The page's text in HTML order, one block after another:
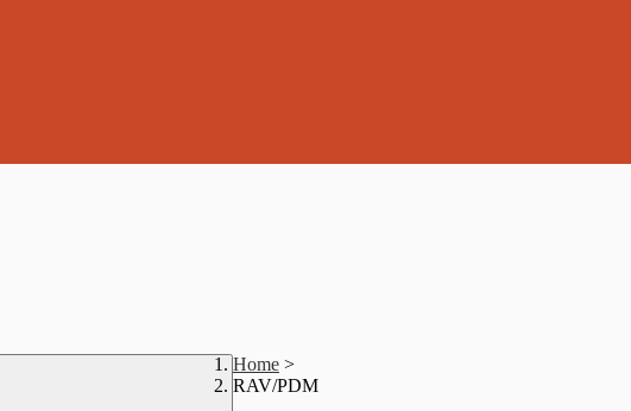
Home >
RAV/PDM